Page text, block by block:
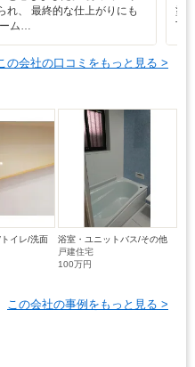
れ、 最終的な仕上がりにも
ーム…
塗
丁
の会社の口コミをもっと見る >
イレ/洗面
浴室・ユニットバス/その他
戸建住宅
100万円
この会社の事例をもっと見る >